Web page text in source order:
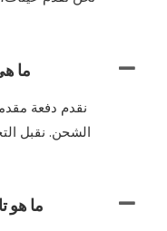
ما
الشحن. نقبل
ما هو